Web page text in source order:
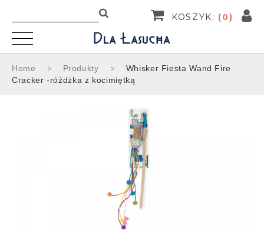
KOSZYK: (0)
Home Produkty
Whisker Fiesta Wand Fire
Cracker -różdżka z kocimiętką